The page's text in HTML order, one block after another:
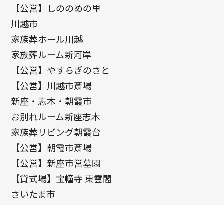
【公営】しののめの里
川越市
家族葬ホール川越
家族葬ルーム新河岸
【公営】やすらぎのさと
【公営】川越市斎場
新座・志木・朝霞市
お別れルーム新座志木
家族葬リビング朝霞台
【公営】朝霞市斎場
【公営】新座市営墓園
【貸式場】宝幢寺 東雲閣
さいたま市